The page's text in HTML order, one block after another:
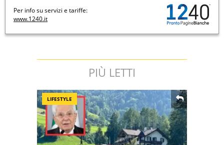
Per info su servizi e tariffe:
www.1240.it
PIÙ LETTI
LIFESTYLE